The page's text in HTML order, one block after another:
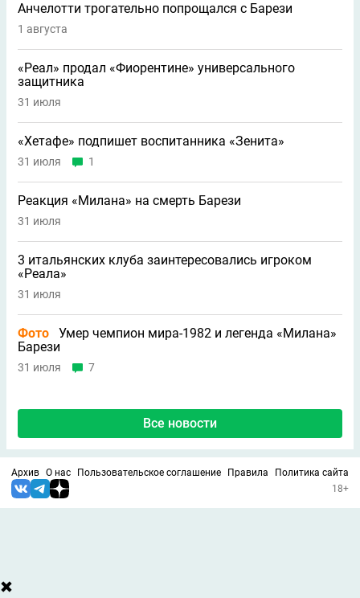
Анчелотти трогательно попрощался с Барези
1 августа
«Реал» продал «Фиорентине» универсального
защитника
31 июля
«Хетафе» подпишет воспитанника «Зенита»
31 июля 1
Реакция «Милана» на смерть Барези
31 июля
3 итальянских клуба заинтересовались игроком
«Реала»
31 июля
Фото
Умер чемпион мира-1982 и легенда «Милана»
Барези
31 июля 7
Все новости
Архив О нас Пользовательское соглашение Правила
Политика сайта
18+